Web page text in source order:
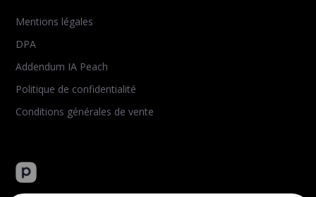
Mentions légales
DPA
Addendum IA Peach
Politique de confidentialité
Conditions générales de vente